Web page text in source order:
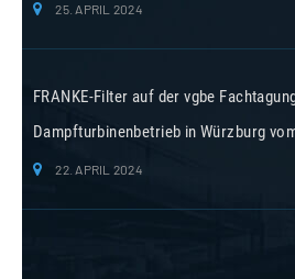
25. APRIL 2024
FRANKE-Filter auf der vgbe
Dampfturbinenbetrieb in Würzburg
22. APRIL 2024